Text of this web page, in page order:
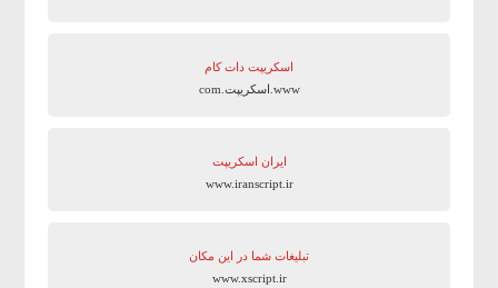
اسکریپت دات کام
www.اسکریپت.com
ایران اسکریپت
www.iranscript.ir
تبلیغات شما در این مکان
www.xscript.ir